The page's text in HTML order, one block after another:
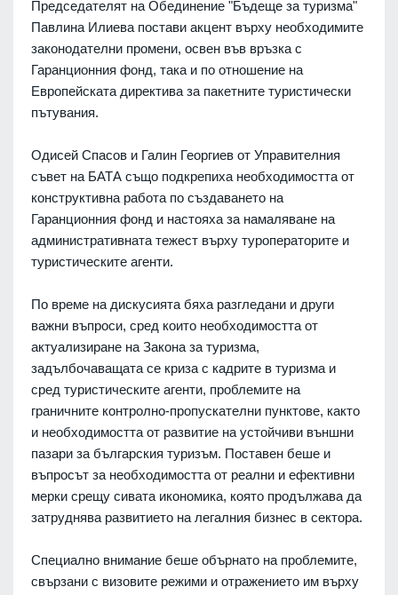
Председателят на Обединение "Бъдеще за туризма"
Павлина Илиева постави акцент върху необходимите
законодателни промени, освен във връзка с
Гаранционния фонд, така и по отношение на
Европейската директива за пакетните туристически
пътувания.
Одисей Спасов и Галин Георгиев от Управителния
съвет на БАТА също подкрепиха необходимостта от
конструктивна работа по създаването на
Гаранционния фонд и настояха за намаляване на
административната тежест върху туроператорите и
туристическите агенти.
По време на дискусията бяха разгледани и други
важни въпроси, сред които необходимостта от
актуализиране на Закона за туризма,
задълбочаващата се криза с кадрите в туризма и
сред туристическите агенти, проблемите на
граничните контролно-пропускателни пунктове, както
и необходимостта от развитие на устойчиви външни
пазари за българския туризъм. Поставен беше и
въпросът за необходимостта от реални и ефективни
мерки срещу сивата икономика, която продължава да
затруднява развитието на легалния бизнес в сектора.
Специално внимание беше обърнато на проблемите,
свързани с визовите режими и отражението им върху